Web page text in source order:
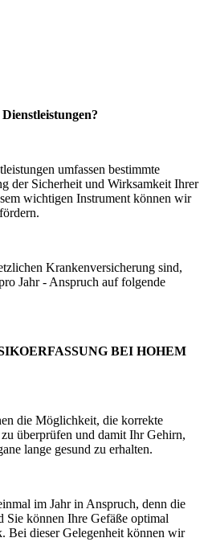
umfassen bestimmte
der Sicherheit und Wirksamkeit Ihrer
wichtigen Instrument können wir
Krankenversicherung sind,
Jahr - Anspruch auf folgende
BEI HOHEM
die Möglichkeit, die korrekte
überprüfen und damit Ihr Gehirn,
lange gesund zu erhalten.
im Jahr in Anspruch, denn die
können Ihre Gefäße optimal
Bei dieser Gelegenheit können wir